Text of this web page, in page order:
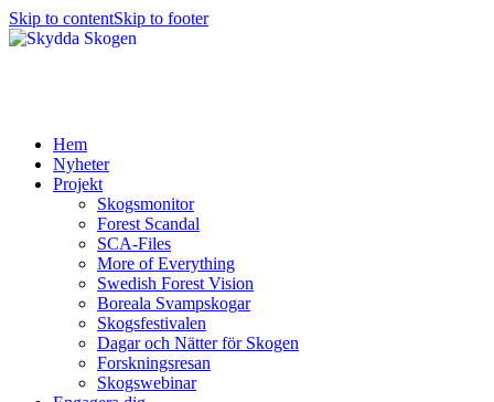
Skip to contentSkip to footer
Hem
Nyheter
Projekt
Skogsmonitor
Forest Scandal
SCA-Files
More of Everything
Swedish Forest Vision
Boreala Svampskogar
Skogsfestivalen
Dagar och Nätter för Skogen
Forskningsresan
Skogswebinar